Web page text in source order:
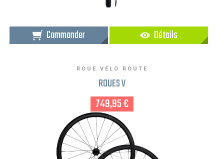
Commander Détails
ROUE VÉLO ROUTE
ROUES V
749,95 €